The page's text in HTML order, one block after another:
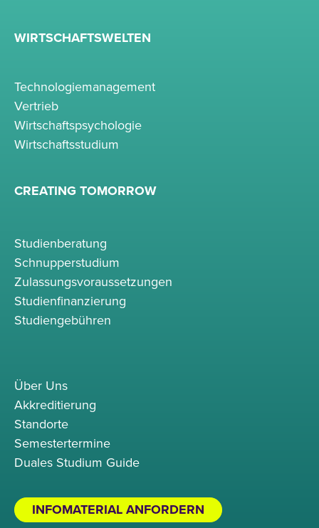
WIRTSCHAFTSWELTEN
Technologiemanagement
Vertrieb
Wirtschaftspsychologie
Wirtschaftsstudium
CREATING TOMORROW
Studienberatung
Schnupperstudium
Zulassungsvoraussetzungen
Studienfinanzierung
Studiengebühren
Über Uns
Akkreditierung
Standorte
Semestertermine
Duales Studium Guide
INFOMATERIAL ANFORDERN